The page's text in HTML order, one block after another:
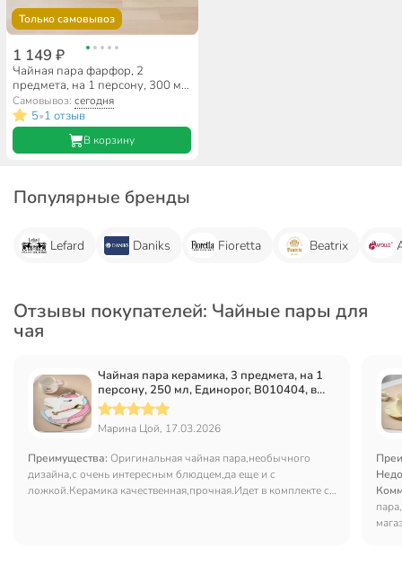
Только самовывоз
1 149 ₽
Чайная пара фарфор, 2
предмета, на 1 персону, 300 мл,
Lefard, Березки, 85-2018,
подарочная упаковка, белая
Самовывоз:сегодня
5•1 отзыв
В корзину
Популярные бренды
Lefard Daniks Fioretta Beatrix
Отзывы покупателей: Чайные пары для
чая
Чайная пара керамика, 3 предмета, на 1
персону, 250 мл, Единорог, B010404, в
ассортименте
Марина Цой, 17.03.2026
Преимущества: Оригинальная чайная пара,необычного
дизайна,с очень интересным блюдцем,да еще и с
ложкой.Керамика качественная,прочная.Идет в комплекте с